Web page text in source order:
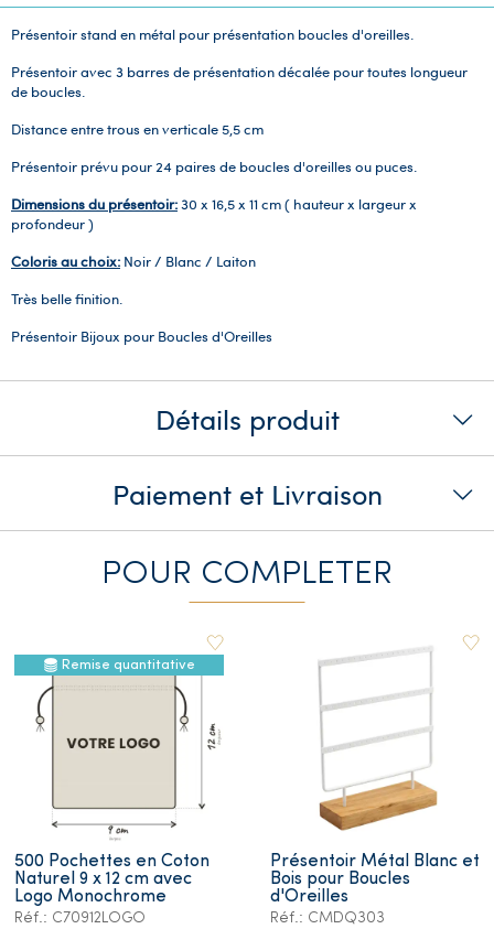
Présentoir stand en métal pour présentation boucles d'oreilles.
Présentoir avec 3 barres de présentation décalée pour toutes longueur
de boucles.
Distance entre trous en verticale 5,5 cm
Présentoir prévu pour 24 paires de boucles d'oreilles ou puces.
Dimensions du présentoir:30 x 16,5 x 11 cm ( hauteur x largeur x
profondeur )
Coloris au choix: Noir / Blanc / Laiton
Très belle finition.
Présentoir Bijoux pour Boucles d'Oreilles
Détails produit
Paiement et Livraison
POUR COMPLETER
Remise quantitative
500 Pochettes en Coton
Naturel 9 x 12 cm avec
Logo Monochrome
Réf.: C70912LOGO
Présentoir Métal Blanc et
Bois pour Boucles
d'Oreilles
Réf.: CMDQ303